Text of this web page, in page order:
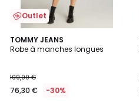
Outlet
TOMMY JEANS
Robe à manches longues
109,00 €
76,30 € -30%